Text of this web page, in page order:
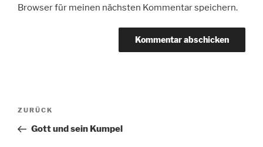
Browser für meinen nächsten Kommentar speichern.
Beitragsnavigation
Vorheriger
Beitrag
ZURÜCK
Gott und sein Kumpel